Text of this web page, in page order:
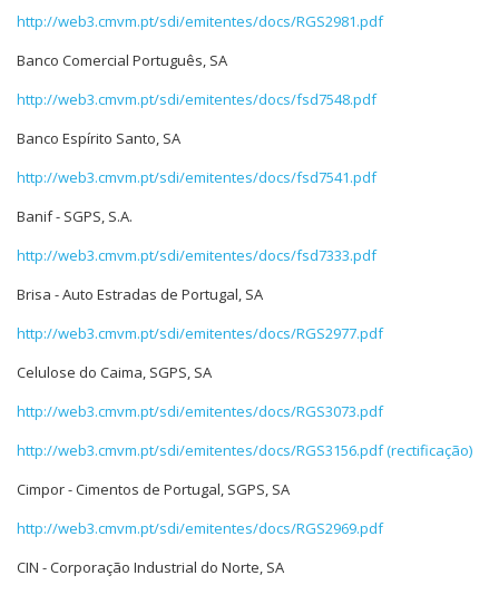
http://web3.cmvm.pt/sdi/emitentes/docs/RGS2981.pdf
Banco Comercial Português, SA
http://web3.cmvm.pt/sdi/emitentes/docs/fsd7548.pdf
Banco Espírito Santo, SA
http://web3.cmvm.pt/sdi/emitentes/docs/fsd7541.pdf
Banif - SGPS, S.A.
http://web3.cmvm.pt/sdi/emitentes/docs/fsd7333.pdf
Brisa - Auto Estradas de Portugal, SA
http://web3.cmvm.pt/sdi/emitentes/docs/RGS2977.pdf
Celulose do Caima, SGPS, SA
http://web3.cmvm.pt/sdi/emitentes/docs/RGS3073.pdf
http://web3.cmvm.pt/sdi/emitentes/docs/RGS3156.pdf (rectificação)
Cimpor - Cimentos de Portugal, SGPS, SA
http://web3.cmvm.pt/sdi/emitentes/docs/RGS2969.pdf
CIN - Corporação Industrial do Norte, SA